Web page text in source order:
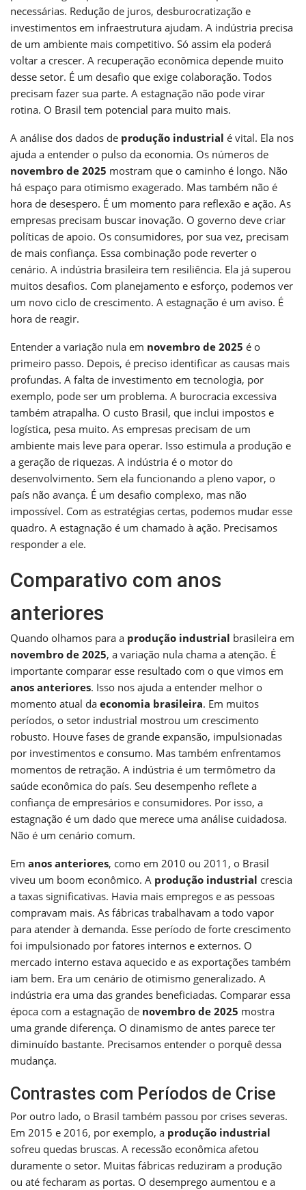
necessárias. Redução de juros, desburocratização e
investimentos em infraestrutura ajudam. A indústria precisa
de um ambiente mais competitivo. Só assim ela poderá
voltar a crescer. A recuperação econômica depende muito
desse setor. É um desafio que exige colaboração. Todos
precisam fazer sua parte. A estagnação não pode virar
rotina. O Brasil tem potencial para muito mais.
A análise dos dados de produção industrial é vital. Ela nos
ajuda a entender o pulso da economia. Os números de
novembro de 2025 mostram que o caminho é longo. Não
há espaço para otimismo exagerado. Mas também não é
hora de desespero. É um momento para reflexão e ação. As
empresas precisam buscar inovação. O governo deve criar
políticas de apoio. Os consumidores, por sua vez, precisam
de mais confiança. Essa combinação pode reverter o
cenário. A indústria brasileira tem resiliência. Ela já superou
muitos desafios. Com planejamento e esforço, podemos ver
um novo ciclo de crescimento. A estagnação é um aviso. É
hora de reagir.
Entender a variação nula em novembro de 2025 é o
primeiro passo. Depois, é preciso identificar as causas mais
profundas. A falta de investimento em tecnologia, por
exemplo, pode ser um problema. A burocracia excessiva
também atrapalha. O custo Brasil, que inclui impostos e
logística, pesa muito. As empresas precisam de um
ambiente mais leve para operar. Isso estimula a produção e
a geração de riquezas. A indústria é o motor do
desenvolvimento. Sem ela funcionando a pleno vapor, o
país não avança. É um desafio complexo, mas não
impossível. Com as estratégias certas, podemos mudar esse
quadro. A estagnação é um chamado à ação. Precisamos
responder a ele.
Comparativo com anos
anteriores
Quando olhamos para a produção industrial brasileira em
novembro de 2025, a variação nula chama a atenção. É
importante comparar esse resultado com o que vimos em
anos anteriores. Isso nos ajuda a entender melhor o
momento atual da economia brasileira. Em muitos
períodos, o setor industrial mostrou um crescimento
robusto. Houve fases de grande expansão, impulsionadas
por investimentos e consumo. Mas também enfrentamos
momentos de retração. A indústria é um termômetro da
saúde econômica do país. Seu desempenho reflete a
confiança de empresários e consumidores. Por isso, a
estagnação é um dado que merece uma análise cuidadosa.
Não é um cenário comum.
Em anos anteriores, como em 2010 ou 2011, o Brasil
viveu um boom econômico. A produção industrial crescia
a taxas significativas. Havia mais empregos e as pessoas
compravam mais. As fábricas trabalhavam a todo vapor
para atender à demanda. Esse período de forte crescimento
foi impulsionado por fatores internos e externos. O
mercado interno estava aquecido e as exportações também
iam bem. Era um cenário de otimismo generalizado. A
indústria era uma das grandes beneficiadas. Comparar essa
época com a estagnação de novembro de 2025 mostra
uma grande diferença. O dinamismo de antes parece ter
diminuído bastante. Precisamos entender o porquê dessa
mudança.
Contrastes com Períodos de Crise
Por outro lado, o Brasil também passou por crises severas.
Em 2015 e 2016, por exemplo, a produção industrial
sofreu quedas bruscas. A recessão econômica afetou
duramente o setor. Muitas fábricas reduziram a produção
ou até fecharam as portas. O desemprego aumentou e a